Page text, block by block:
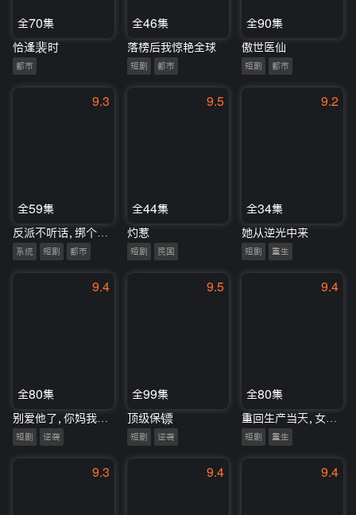
全70集
恰逢裴时
都市
全46集
落榜后我惊艳全球
短剧 都市
全90集
傲世医仙
短剧 都市
9.3
全59集
系统 短剧 都市
9.5
全44集
灼惹
短剧 民国
9.2
全34集
她从逆光中来
短剧 重生
9.4
全80集
短剧 逆袭
9.5
全99集
顶级保镖
短剧 逆袭
9.4
全80集
短剧 重生
9.3 9.4 9.4